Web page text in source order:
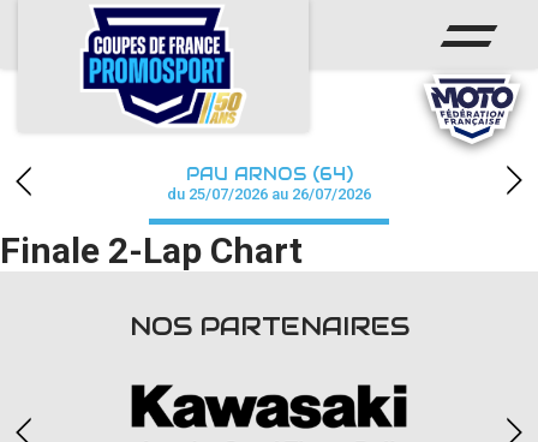
ACCUEIL
ACTUS
CALENDRIER
CHAMPIONNAT
RÉSULTATS
PAU ARNOS (64)
du 25/07/2026 au 26/07/2026
Finale 2-Lap Chart
NOS PARTENAIRES